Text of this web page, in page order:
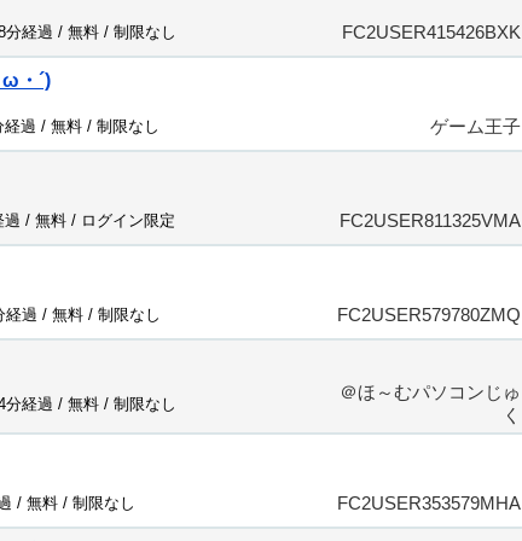
分経過 / 無料 / 制限なし FC2USER415426BXK
・´)
過 / 無料 / 制限なし ゲーム王子
過 / 無料 / ログイン限定 FC2USER811325VMA
経過 / 無料 / 制限なし FC2USER579780ZMQ
分経過 / 無料 / 制限なし
＠ほ～むパソコンじゅ
く
/ 無料 / 制限なし FC2USER353579MHA